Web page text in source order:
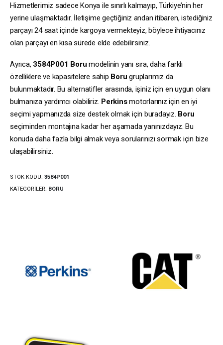
Hizmetlerimiz sadece Konya ile sınırlı kalmayıp, Türkiye’nin her
yerine ulaşmaktadır. İletişime geçtiğiniz andan itibaren, istediğiniz
parçayı 24 saat içinde kargoya vermekteyiz, böylece ihtiyacınız
olan parçayı en kısa sürede elde edebilirsiniz.
Ayrıca, 3584P001 Boru modelinin yanı sıra, daha farklı
özelliklere ve kapasitelere sahip Boru gruplarımız da
bulunmaktadır. Bu alternatifler arasında, işiniz için en uygun olanı
bulmanıza yardımcı olabiliriz. Perkinsmotorlarınız için en iyi
seçimi yapmanızda size destek olmak için buradayız. Boru
seçiminden montajına kadar her aşamada yanınızdayız. Bu
konuda daha fazla bilgi almak veya sorularınızı sormak için bize
ulaşabilirsiniz.
STOK KODU: 3584P001
KATEGORILER: BORU